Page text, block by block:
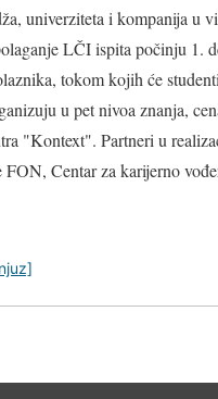
univerziteta i kompanija u
LČI ispita počinju 1.
tokom kojih će
u pet nivoa znanja,
"Kontext". Partneri u
FON, Centar za karijerno